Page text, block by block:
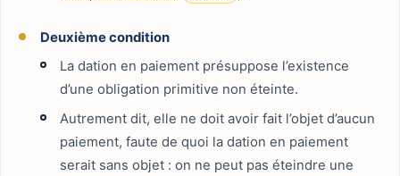
Deuxième condition
La dation en paiement présuppose l’existence
d’une obligation primitive non éteinte.
Autrement dit, elle ne doit avoir fait l’objet d’aucun
paiement, faute de quoi la dation en paiement
serait sans objet : on ne peut pas éteindre une